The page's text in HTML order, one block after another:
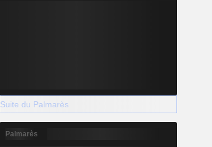
Suite du Palmarès
Palmarès